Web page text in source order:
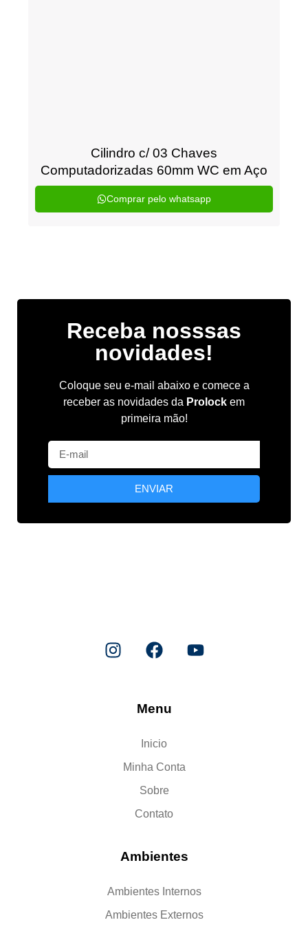
Cilindro c/ 03 Chaves
Computadorizadas 60mm WC em Aço
Comprar pelo whatsapp
Receba nosssas
novidades!
Coloque seu e-mail abaixo e comece a
receber as novidades da Prolock em
primeira mão!
ENVIAR
Menu
Inicio
Minha Conta
Sobre
Contato
Ambientes
Ambientes Internos
Ambientes Externos